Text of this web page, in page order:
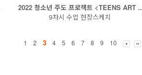
2022 청소년 주도 프로젝트 <TEENS ART ..
9차시 수업 현장스케치
1 2 3 4 5 6 7 8 9 10